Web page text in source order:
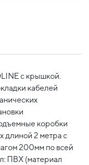
с крышкой.
кабелей
коробки
длиной 2 метра с
200мм по всей
ПВХ (материал